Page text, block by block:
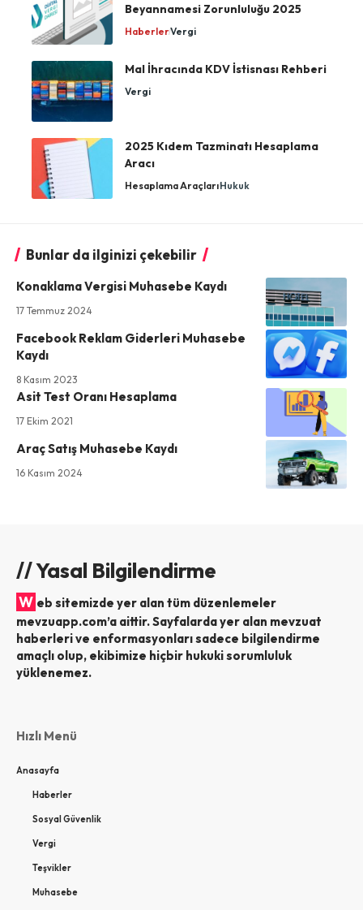
Beyannamesi Zorunluluğu 2025
HaberlerVergi
Mal İhracında KDV İstisnası Rehberi
Vergi
2025 Kıdem Tazminatı Hesaplama
Aracı
Hesaplama AraçlarıHukuk
Bunlar da ilginizi çekebilir
Konaklama Vergisi Muhasebe Kaydı
17 Temmuz 2024
Facebook Reklam Giderleri Muhasebe
Kaydı
8 Kasım 2023
Asit Test Oranı Hesaplama
17 Ekim 2021
Araç Satış Muhasebe Kaydı
16 Kasım 2024
// Yasal Bilgilendirme
W eb sitemizde yer alan tüm düzenlemeler
mevzuapp.com’a aittir. Sayfalarda yer alan mevzuat
haberleri ve enformasyonları sadece bilgilendirme
amaçlı olup, ekibimize hiçbir hukuki sorumluluk
yüklenemez.
Hızlı Menü
Anasayfa
Haberler
Sosyal Güvenlik
Vergi
Teşvikler
Muhasebe